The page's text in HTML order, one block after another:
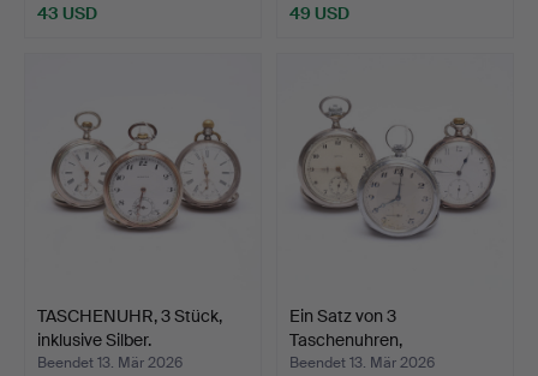
43 USD 49 USD
TASCHENUHR, 3 Stück,
inklusive Silber.
Beendet 13. Mär 2026
Ein Satz von 3
Taschenuhren,
einschließlic…
Beendet 13. Mär 2026